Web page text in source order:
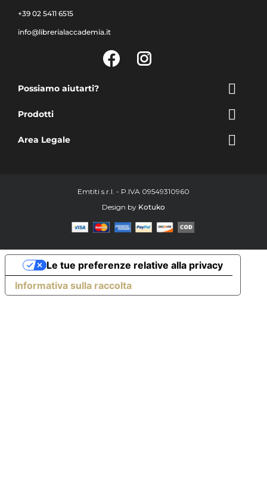
+39 02 5411 6515
info@librerialaccademia.it
Facebook
Possiamo aiutarti? 
Prodotti 
Area Legale 
Emtiti s.r.l. - P.IVA 09549310960
Design by Kotuko
Informativa sulla raccolta
Le tue preferenze relative alla privacy